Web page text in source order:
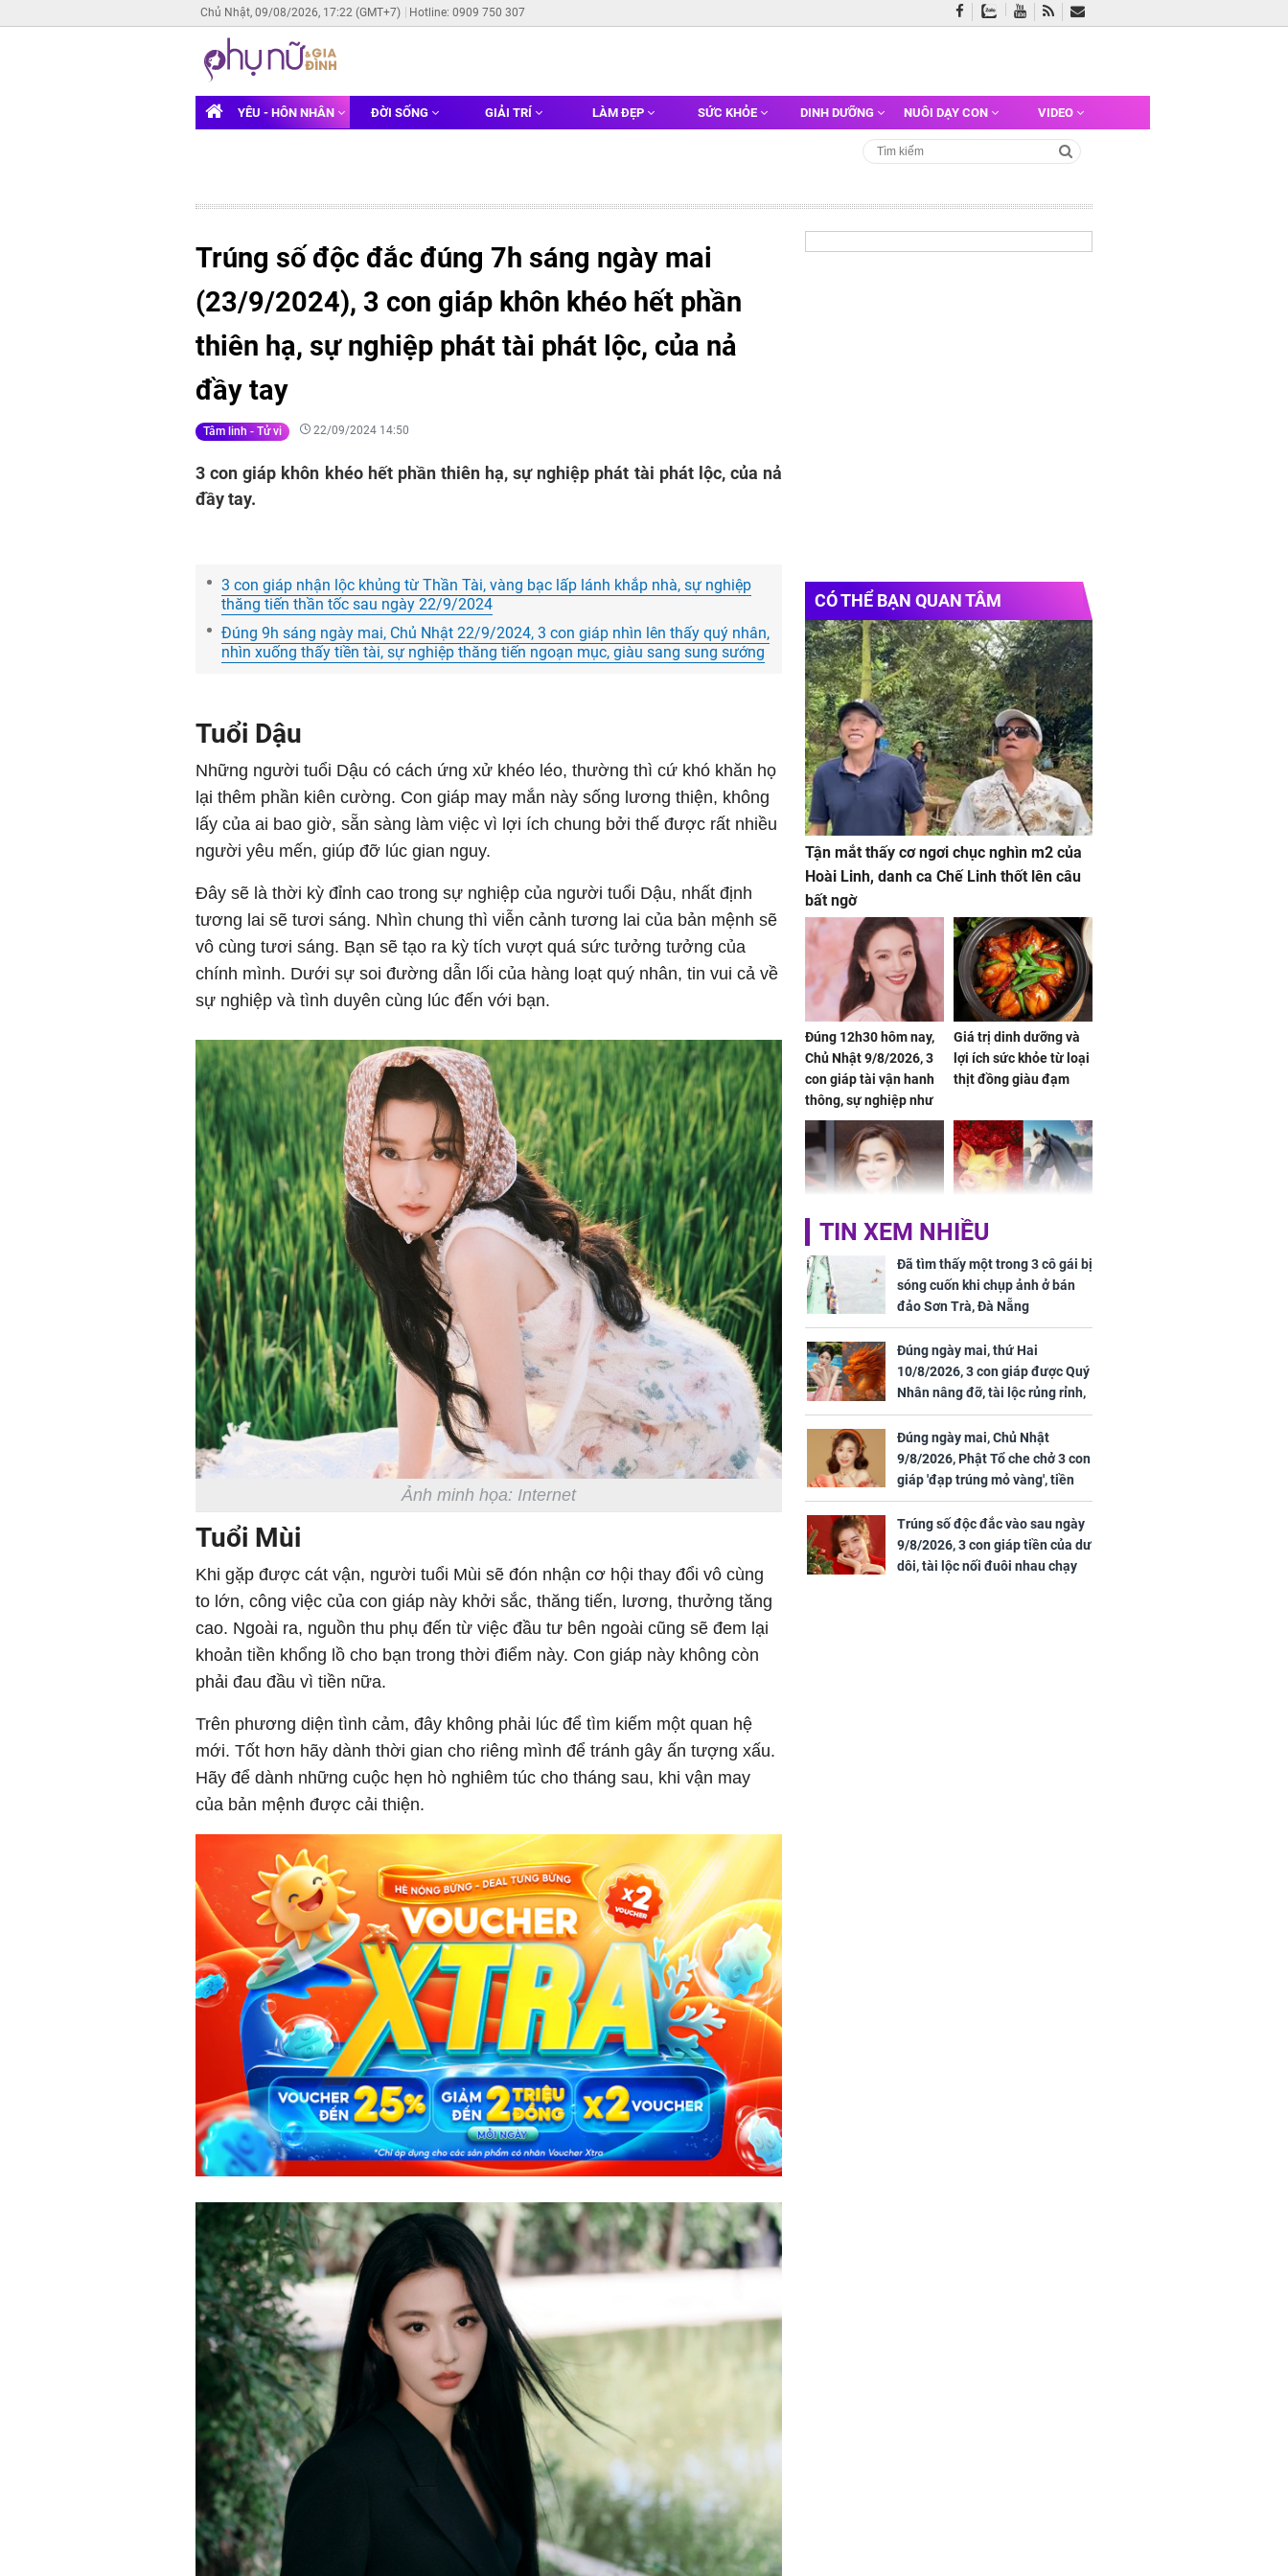
Chủ Nhật, 09/08/2026, 17:22 (GMT+7) Hotline: 0909 750 307
YÊU - HÔN NHÂN ĐỜI SỐNG GIẢI TRÍ LÀM ĐẸP SỨC KHỎE DINH DƯỠNG NUÔI DẠY CON VIDEO
Trúng số độc đắc đúng 7h sáng ngày mai
(23/9/2024), 3 con giáp khôn khéo hết phần
thiên hạ, sự nghiệp phát tài phát lộc, của nả
đầy tay
Tâm linh - Tử vi 22/09/2024 14:50
3 con giáp khôn khéo hết phần thiên hạ, sự nghiệp phát tài phát lộc, của nả
đầy tay.
3 con giáp nhận lộc khủng từ Thần Tài, vàng bạc lấp lánh khắp nhà, sự nghiệp
thăng tiến thần tốc sau ngày 22/9/2024
Đúng 9h sáng ngày mai, Chủ Nhật 22/9/2024, 3 con giáp nhìn lên thấy quý nhân,
nhìn xuống thấy tiền tài, sự nghiệp thăng tiến ngoạn mục, giàu sang sung sướng
Tuổi Dậu
Những người tuổi Dậu có cách ứng xử khéo léo, thường thì cứ khó khăn họ
lại thêm phần kiên cường. Con giáp may mắn này sống lương thiện, không
lấy của ai bao giờ, sẵn sàng làm việc vì lợi ích chung bởi thế được rất nhiều
người yêu mến, giúp đỡ lúc gian nguy.
Đây sẽ là thời kỳ đỉnh cao trong sự nghiệp của người tuổi Dậu, nhất định
tương lai sẽ tươi sáng. Nhìn chung thì viễn cảnh tương lai của bản mệnh sẽ
vô cùng tươi sáng. Bạn sẽ tạo ra kỳ tích vượt quá sức tưởng tưởng của
chính mình. Dưới sự soi đường dẫn lối của hàng loạt quý nhân, tin vui cả về
sự nghiệp và tình duyên cùng lúc đến với bạn.
Ảnh minh họa: Internet
Tuổi Mùi
Khi gặp được cát vận, người tuổi Mùi sẽ đón nhận cơ hội thay đổi vô cùng
to lớn, công việc của con giáp này khởi sắc, thăng tiến, lương, thưởng tăng
cao. Ngoài ra, nguồn thu phụ đến từ việc đầu tư bên ngoài cũng sẽ đem lại
khoản tiền khổng lồ cho bạn trong thời điểm này. Con giáp này không còn
phải đau đầu vì tiền nữa.
Trên phương diện tình cảm, đây không phải lúc để tìm kiếm một quan hệ
mới. Tốt hơn hãy dành thời gian cho riêng mình để tránh gây ấn tượng xấu.
Hãy để dành những cuộc hẹn hò nghiêm túc cho tháng sau, khi vận may
của bản mệnh được cải thiện.
CÓ THỂ BẠN QUAN TÂM
Tận mắt thấy cơ ngơi chục nghìn m2 của
Hoài Linh, danh ca Chế Linh thốt lên câu
bất ngờ
Đúng 12h30 hôm nay,
Chủ Nhật 9/8/2026, 3
con giáp tài vận hanh
thông, sự nghiệp như
'cá chép hóa Rồng', vét
cạn lộc lá trong thiên
hạ
Giá trị dinh dưỡng và
lợi ích sức khỏe từ loại
thịt đồng giàu đạm
'Đệ nhất mỹ nhân Hồng
Kông' Quan Chi Lâm
phản hồi tin yêu trai
trẻ kém 36 tuổi
Tử vi tuần mới (từ 10
đến 16/8/2026), 3 con
giáp mưa thuận gió
hòa, tiền về như nước,
bạc vàng dư dả, Phú
Quý Vinh Hoa, vận
trình khai sáng
đại thắng phòng vé,
doanh thu vượt 8.600
tỷ đồng
TIN XEM NHIỀU
Đã tìm thấy một trong 3 cô gái bị
sóng cuốn khi chụp ảnh ở bán
đảo Sơn Trà, Đà Nẵng
Đúng ngày mai, thứ Hai
10/8/2026, 3 con giáp được Quý
Nhân nâng đỡ, tài lộc rủng rỉnh,
yên tâm hưởng vinh hoa Phú
Quý
Đúng ngày mai, Chủ Nhật
9/8/2026, Phật Tổ che chở 3 con
giáp 'đạp trúng mỏ vàng', tiền
bạc nhiều như lá sung, sự
nghiệp vượng phát
Trúng số độc đắc vào sau ngày
9/8/2026, 3 con giáp tiền của dư
dôi, tài lộc nối đuôi nhau chạy